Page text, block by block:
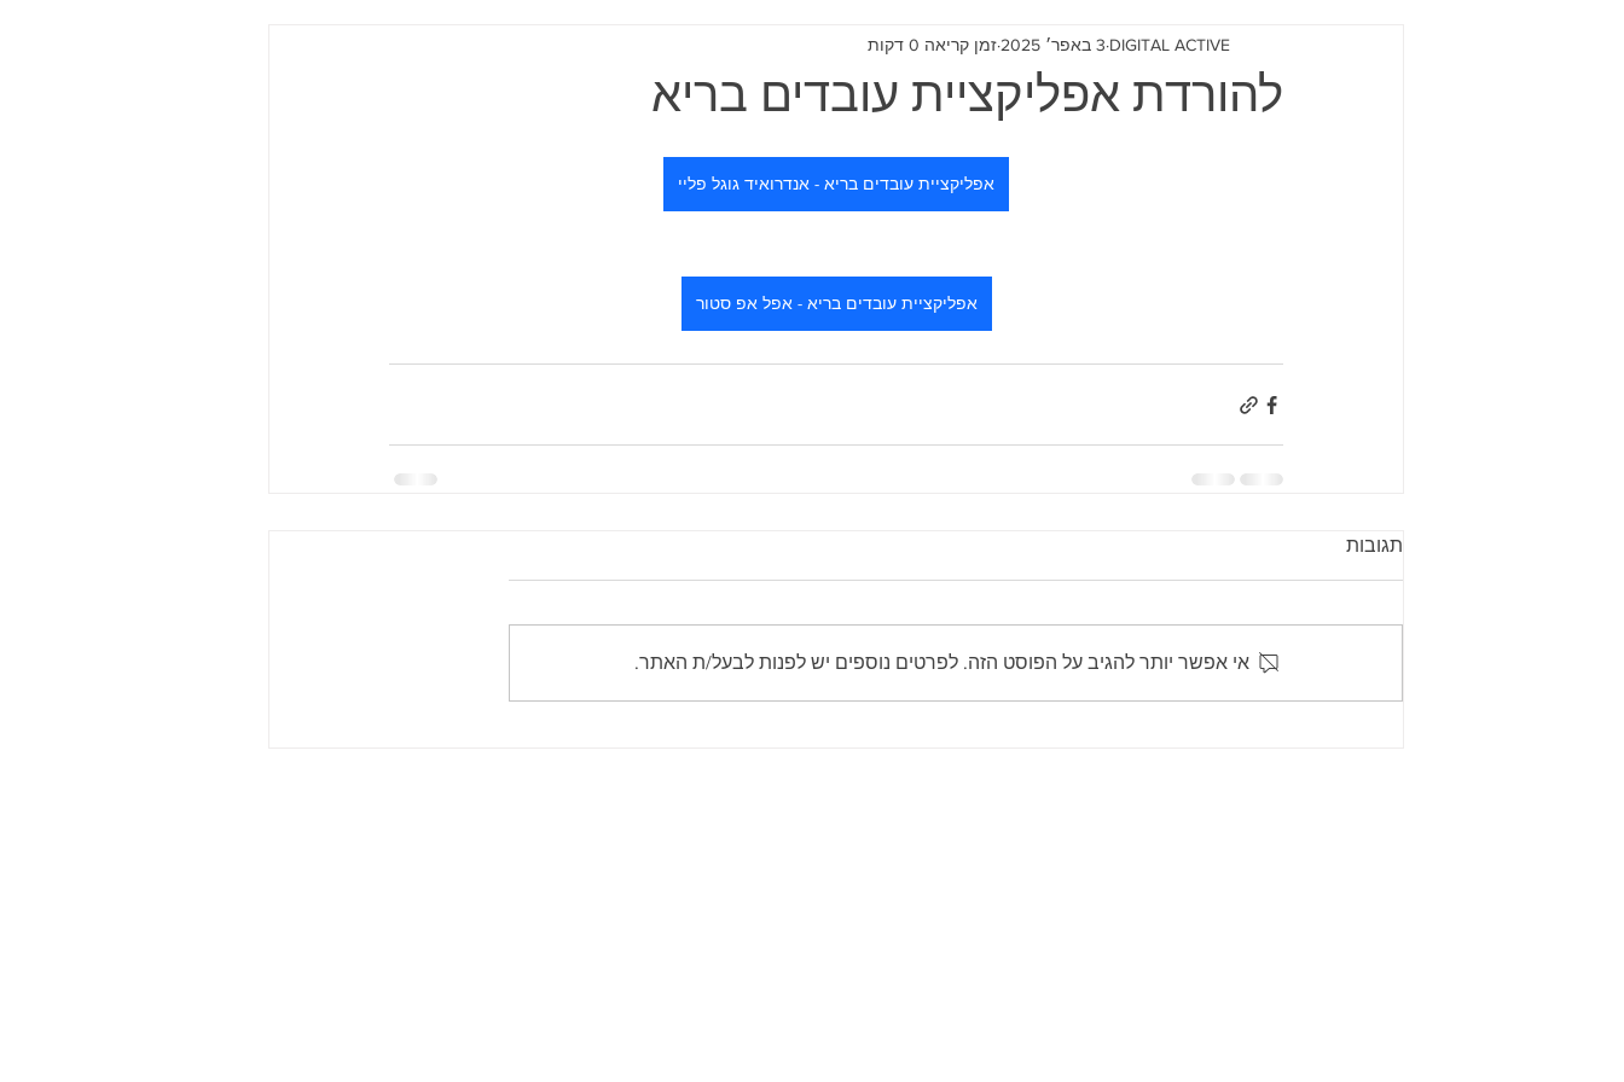
להורדת אפליקציית עובדים בריא
DIGITAL ACTIVE 3 באפר׳ 2025 זמן קריאה 0 דקות
אפליקציית עובדים בריא - אנדרואיד גוגל פליי
אפליקציית עובדים בריא - אפל אפ סטור
תגובות
אי אפשר יותר להגיב על הפוסט הזה. לפרטים נוספים יש לפנות לבעל/ת האתר.